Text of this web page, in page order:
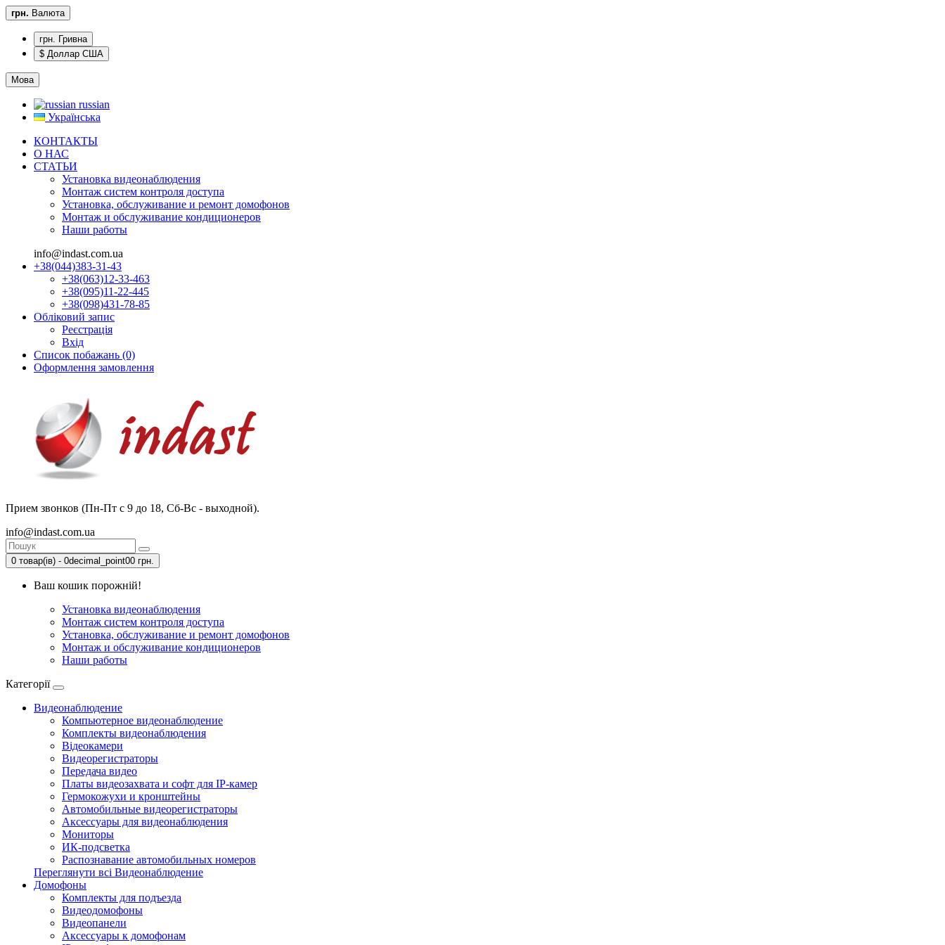
грн. Валюта
грн. Гривна
$ Доллар США
Мова
russian
Українська
КОНТАКТЫ
О НАС
CТАТЬИ
Установка видеонаблюдения
Монтаж систем контроля доступа
Установка, обслуживание и ремонт домофонов
Монтаж и обслуживание кондиционеров
Наши работы
info@indast.com.ua
+38(044)383-31-43
+38(063)12-33-463
+38(095)11-22-445
+38(098)431-78-85
Обліковий запис
Реєстрація
Вхід
Список побажань (0)
Оформлення замовлення
Прием звонков (Пн-Пт с 9 до 18, Сб-Вс - выходной).
info@indast.com.ua
0 товар(ів) - 0decimal_point00 грн.
Ваш кошик порожній!
Установка видеонаблюдения
Монтаж систем контроля доступа
Установка, обслуживание и ремонт домофонов
Монтаж и обслуживание кондиционеров
Наши работы
Категорії
Видеонаблюдение
Компьютерное видеонаблюдение
Комплекты видеонаблюдения
Відеокамери
Видеорегистраторы
Передача видео
Платы видеозахвата и софт для IP-камер
Гермокожухи и кронштейны
Автомобильные видеорегистраторы
Аксессуары для видеонаблюдения
Мониторы
ИК-подсветка
Распознавание автомобильных номеров
Переглянути всі Видеонаблюдение
Домофоны
Комплекты для подъезда
Видеодомофоны
Видеопанели
Аксессуары к домофонам